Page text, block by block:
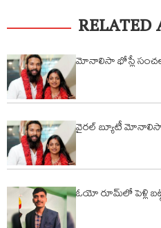
RELATED
మోనాలిసా భోస్లే
వైరల్ బ్యూటీ మోనాలిసా
ఓయో రూమ్‌లో పెళ్లి